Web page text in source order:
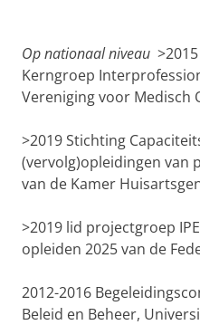
Op nationaal niveau >2015
Kerngroep
Vereniging voor Medisch
>2019Stichting
(vervolg)opleidingen van
van de Kamer
>2019 lid projectgroep
opleiden 2025 van de
2012-2016
Beleid en Beheer,